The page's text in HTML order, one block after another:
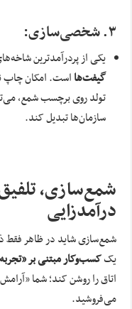
۳. شخصی‌سازی:
یکی از پردرآمدترین
گیفت‌هااست. امکان چاپ
تولد روی برچسب شمع،
سازمان‌ها تبدیل کند.
شمع‌سازی،
درآمدزایی
شمع‌سازی شاید در ظاهر فقط
یککسب‌وکار مبتنی بر
اتاق را روشن کند؛ شما
می‌فروشید.